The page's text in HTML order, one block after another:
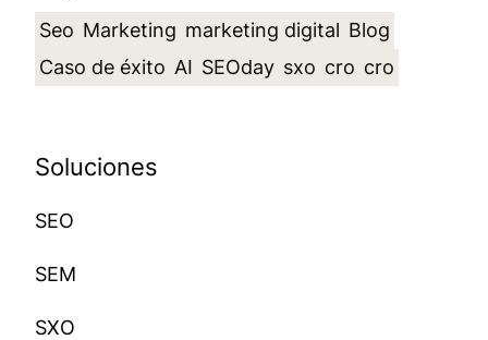
Seo Marketing marketing digital Blog
Caso de éxito AI SEOday sxo cro cro
Soluciones
SEO
SEM
SXO